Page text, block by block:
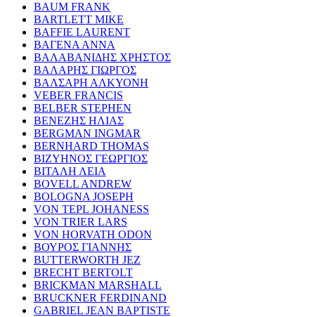
BAUM FRANK
BARTLETT MIKE
BAFFIE LAURENT
ΒΑΓΕΝΑ ΑΝΝΑ
ΒΑΛΑΒΑΝΙΔΗΣ ΧΡΗΣΤΟΣ
ΒΑΛΑΡΗΣ ΓΙΩΡΓΟΣ
ΒΑΛΣΑΡΗ ΑΛΚΥΟΝΗ
VEBER FRANCIS
BELBER STEPHEN
ΒΕΝΕΖΗΣ ΗΛΙΑΣ
BERGMAN INGMAR
BERNHARD THOMAS
ΒΙΖΥΗΝΟΣ ΓΕΩΡΓΙΟΣ
ΒΙΤΑΛΗ ΛΕΙΑ
BOVELL ANDREW
BOLOGNA JOSEPH
VON TEPL JOHANESS
VON TRIER LARS
VON HORVATH ODON
ΒΟΥΡΟΣ ΓΙΑΝΝΗΣ
BUTTERWORTH JEZ
BRECHT BERTOLT
BRICKMAN MARSHALL
BRUCKNER FERDINAND
GABRIEL JEAN BAPTISTE